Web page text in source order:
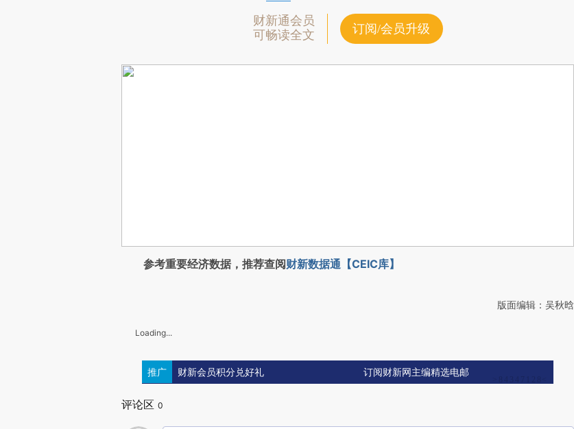
财新通会员
可畅读全文
订阅/会员升级
参考重要经济数据，推荐查阅财新数据通【CEIC库】
版面编辑：吴秋晗
Loading...
推广 财新会员积分兑好礼 订阅财新网主编精选电邮
评论区 0